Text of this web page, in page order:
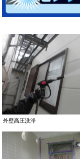
外壁高圧洗浄